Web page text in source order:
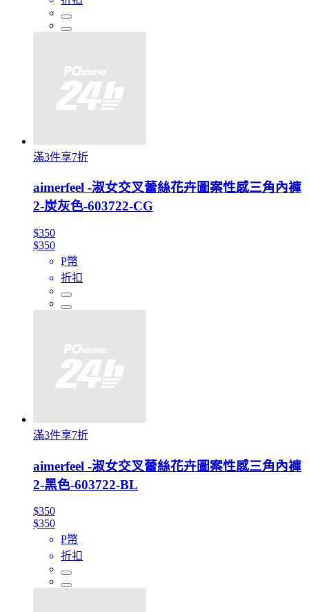
滿3件享7折
aimerfeel -淑女交叉蕾絲花卉圖案性感三角內褲
2-炭灰色-603722-CG
$350
$350
P幣
折扣
滿3件享7折
aimerfeel -淑女交叉蕾絲花卉圖案性感三角內褲
2-黑色-603722-BL
$350
$350
P幣
折扣